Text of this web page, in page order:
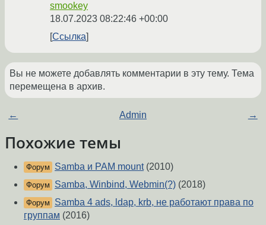
smookey
18.07.2023 08:22:46 +00:00
Ссылка
Вы не можете добавлять комментарии в эту тему. Тема
перемещена в архив.
← Admin →
Похожие темы
Форум Samba и PAM mount(2010)
Форум Samba, Winbind, Webmin(?) (2018)
Форум
Samba 4 ads, ldap, krb, не работают права по
группам (2016)